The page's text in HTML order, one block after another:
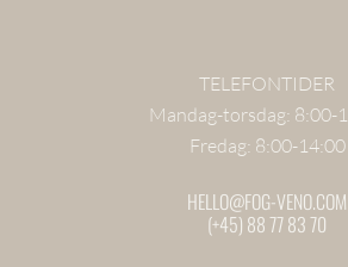
TELEFONTIDER
Mandag-torsdag: 8:00-
Fredag: 8:00-14:00
HELLO@FOG-VENO.COM
(+45) 88 77 83 70